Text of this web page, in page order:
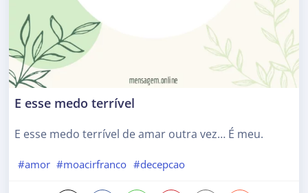
E esse medo terrível
E esse medo terrível de amar outra vez… É meu.
#amor #moacirfranco #decepcao